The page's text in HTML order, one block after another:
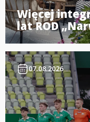
Więcej
lat ROD
07.08.2026